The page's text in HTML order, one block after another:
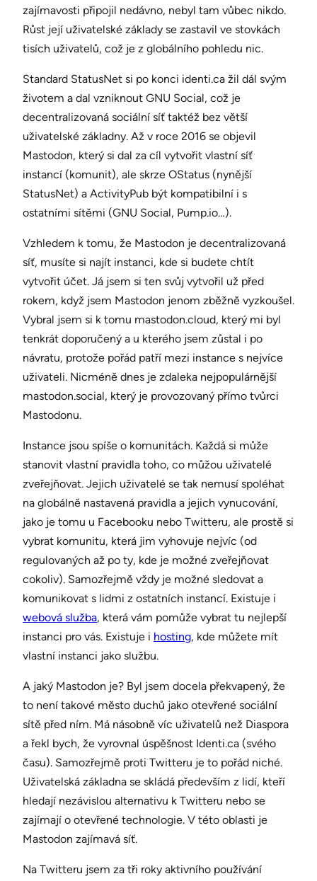
zajímavosti připojil nedávno, nebyl tam vůbec nikdo.
Růst její uživatelské základy se zastavil ve stovkách
tisích uživatelů, což je z globálního pohledu nic.
Standard StatusNet si po konci identi.ca žil dál svým
životem a dal vzniknout GNU Social, což je
decentralizovaná sociální síť taktéž bez větší
uživatelské základny. Až v roce 2016 se objevil
Mastodon, který si dal za cíl vytvořit vlastní síť
instancí (komunit), ale skrze OStatus (nynější
StatusNet) a ActivityPub být kompatibilní i s
ostatními sítěmi (GNU Social, Pump.io…).
Vzhledem k tomu, že Mastodon je decentralizovaná
síť, musíte si najít instanci, kde si budete chtít
vytvořit účet. Já jsem si ten svůj vytvořil už před
rokem, když jsem Mastodon jenom zběžně vyzkoušel.
Vybral jsem si k tomu mastodon.cloud, který mi byl
tenkrát doporučený a u kterého jsem zůstal i po
návratu, protože pořád patří mezi instance s nejvíce
uživateli. Nicméně dnes je zdaleka nejpopulárnější
mastodon.social, který je provozovaný přímo tvůrci
Mastodonu.
Instance jsou spíše o komunitách. Každá si může
stanovit vlastní pravidla toho, co můžou uživatelé
zveřejňovat. Jejich uživatelé se tak nemusí spoléhat
na globálně nastavená pravidla a jejich vynucování,
jako je tomu u Facebooku nebo Twitteru, ale prostě si
vybrat komunitu, která jim vyhovuje nejvíc (od
regulovaných až po ty, kde je možné zveřejňovat
cokoliv). Samozřejmě vždy je možné sledovat a
komunikovat s lidmi z ostatních instancí. Existuje i
webová služba, která vám pomůže vybrat tu nejlepší
instanci pro vás. Existuje i hosting, kde můžete mít
vlastní instanci jako službu.
A jaký Mastodon je? Byl jsem docela překvapený, že
to není takové město duchů jako otevřené sociální
sítě před ním. Má násobně víc uživatelů než Diaspora
a řekl bych, že vyrovnal úspěšnost Identi.ca (svého
času). Samozřejmě proti Twitteru je to pořád niché.
Uživatelská základna se skládá především z lidí, kteří
hledají nezávislou alternativu k Twitteru nebo se
zajímají o otevřené technologie. V této oblasti je
Mastodon zajímavá síť.
Na Twitteru jsem za tři roky aktivního používání